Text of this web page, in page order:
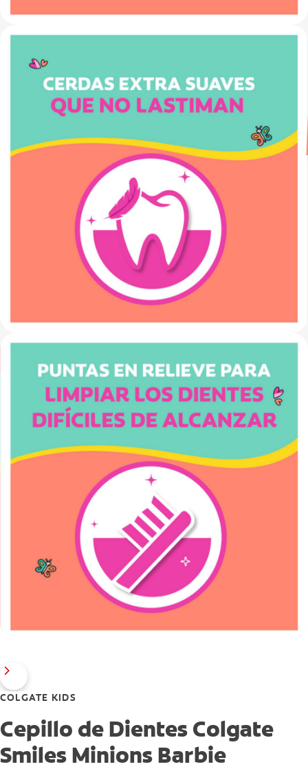
COLGATE KIDS
Cepillo de Dientes Colgate
Smiles Minions Barbie